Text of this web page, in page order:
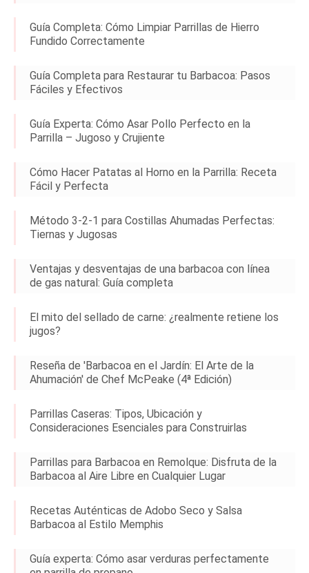
Guía Completa: Cómo Limpiar Parrillas de Hierro
Fundido Correctamente
Guía Completa para Restaurar tu Barbacoa: Pasos
Fáciles y Efectivos
Guía Experta: Cómo Asar Pollo Perfecto en la
Parrilla – Jugoso y Crujiente
Cómo Hacer Patatas al Horno en la Parrilla: Receta
Fácil y Perfecta
Método 3-2-1 para Costillas Ahumadas Perfectas:
Tiernas y Jugosas
Ventajas y desventajas de una barbacoa con línea
de gas natural: Guía completa
El mito del sellado de carne: ¿realmente retiene los
jugos?
Reseña de 'Barbacoa en el Jardín: El Arte de la
Ahumación' de Chef McPeake (4ª Edición)
Parrillas Caseras: Tipos, Ubicación y
Consideraciones Esenciales para Construirlas
Parrillas para Barbacoa en Remolque: Disfruta de la
Barbacoa al Aire Libre en Cualquier Lugar
Recetas Auténticas de Adobo Seco y Salsa
Barbacoa al Estilo Memphis
Guía experta: Cómo asar verduras perfectamente